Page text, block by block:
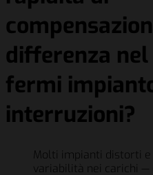
differenza
fermi
interruzioni?
Molti impianti distorti
variabilità nei carichi —